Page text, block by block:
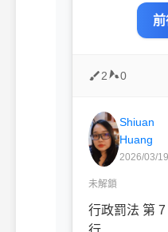
前
2 0
Shiuan
Huang
2026/03/19
未解鎖
行政罰法 第